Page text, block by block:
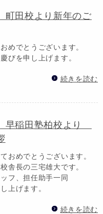
町田校より新年のご
めでとうございます。
びを申し上げます。
続きを読む
早稲田塾柏校より
おめでとうございます。
舎長の三宅雄大です。
フ、担任助手一同
上げます。
続きを読む